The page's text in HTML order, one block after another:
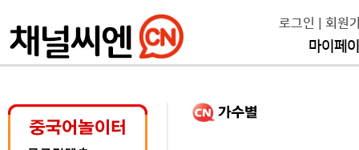
로그인 회원
마이페